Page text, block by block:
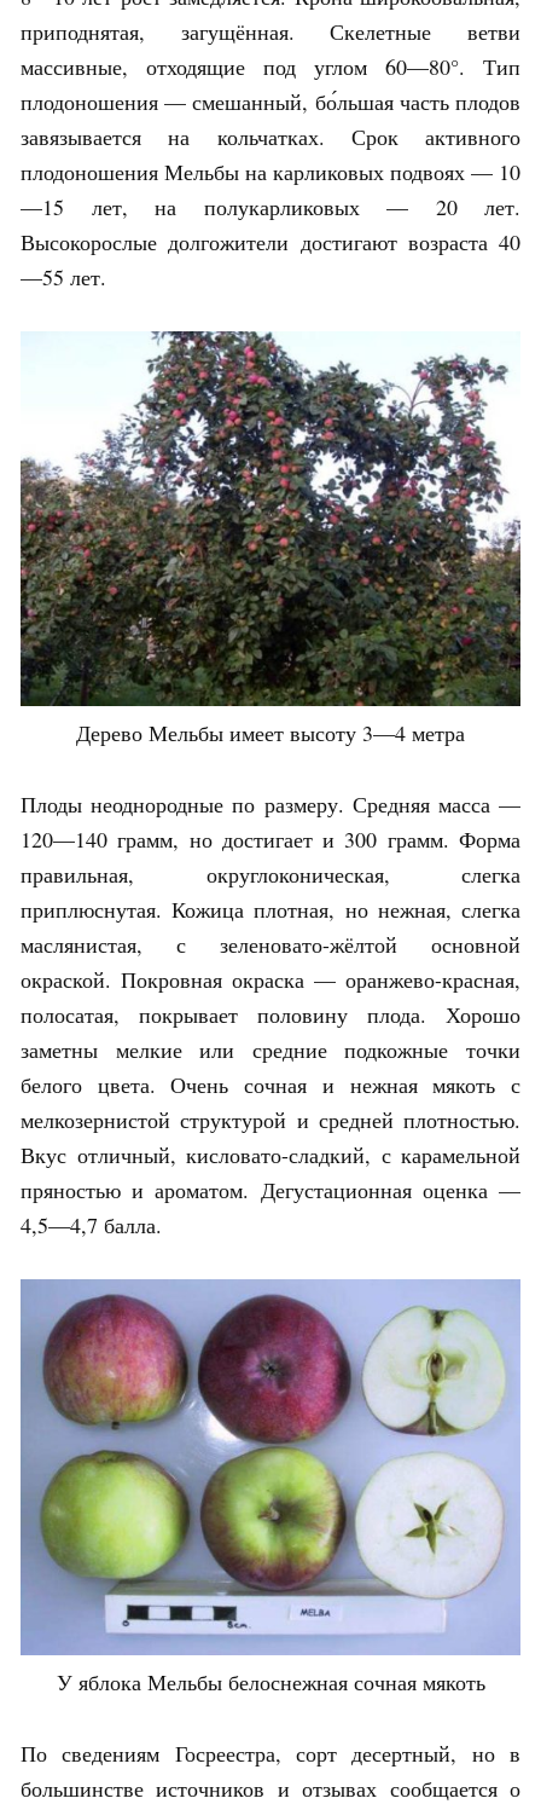
приподнятая, загущённая. Скелетные ветви
массивные, отходящие под углом 60—80°. Тип
плодоношения — смешанный, бо́льшая часть плодов
завязывается на кольчатках. Срок активного
плодоношения Мельбы на карликовых подвоях — 10
—15 лет, на полукарликовых — 20 лет.
Высокорослые долгожители достигают возраста 40
—55 лет.
Дерево Мельбы имеет высоту 3—4 метра
Плоды неоднородные по размеру. Средняя масса —
120—140 грамм, но достигает и 300 грамм. Форма
правильная, округлоконическая, слегка
приплюснутая. Кожица плотная, но нежная, слегка
маслянистая, с зеленовато-жёлтой основной
окраской. Покровная окраска — оранжево-красная,
полосатая, покрывает половину плода. Хорошо
заметны мелкие или средние подкожные точки
белого цвета. Очень сочная и нежная мякоть с
мелкозернистой структурой и средней плотностью.
Вкус отличный, кисловато-сладкий, с карамельной
пряностью и ароматом. Дегустационная оценка —
4,5—4,7 балла.
У яблока Мельбы белоснежная сочная мякоть
По сведениям Госреестра, сорт десертный, но в
большинстве источников и отзывах сообщается о